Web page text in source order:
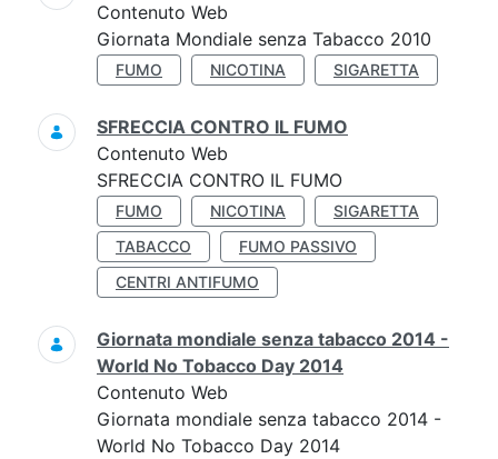
Contenuto Web
Giornata Mondiale senza Tabacco 2010
FUMO NICOTINA SIGARETTA
SFRECCIA CONTRO IL FUMO
Contenuto Web
SFRECCIA CONTRO IL FUMO
FUMO NICOTINA
SIGARETTA
TABACCO
FUMO PASSIVO
CENTRI ANTIFUMO
Giornata mondiale senza tabacco 2014 -
World No Tobacco Day 2014
Contenuto Web
Giornata mondiale senza tabacco 2014 -
World No Tobacco Day 2014